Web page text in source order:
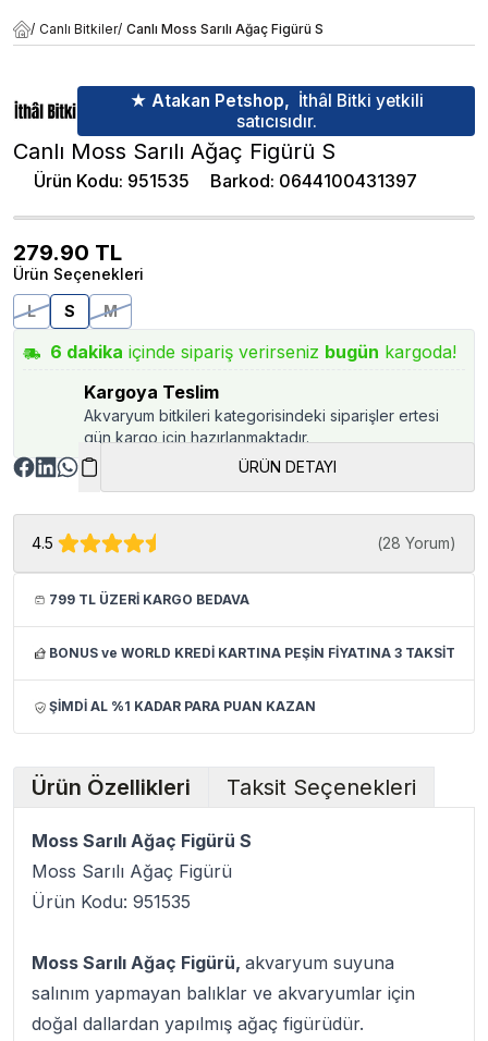
/ Canlı Bitkiler/ Canlı Moss Sarılı Ağaç Figürü S
★ Atakan Petshop, İthâl Bitki yetkili
satıcısıdır.
Canlı Moss Sarılı Ağaç Figürü S
Ürün Kodu: 951535 Barkod: 0644100431397
279.90 TL
Ürün Seçenekleri
L
S M
6 dakika içinde sipariş verirseniz bugün kargoda!
Kargoya Teslim
Akvaryum bitkileri kategorisindeki siparişler ertesi
gün kargo için hazırlanmaktadır.
ÜRÜN DETAYI
4.5 (28 Yorum)
799 TL ÜZERİ KARGO BEDAVA
BONUS ve WORLD KREDİ KARTINA PEŞİN FİYATINA 3 TAKSİT
ŞİMDİ AL %1 KADAR PARA PUAN KAZAN
Ürün Özellikleri Taksit Seçenekleri
Moss Sarılı Ağaç Figürü S
Moss Sarılı Ağaç Figürü
Ürün Kodu: 951535
Moss Sarılı Ağaç Figürü, akvaryum suyuna
salınım yapmayan balıklar ve akvaryumlar için
doğal dallardan yapılmış ağaç figürüdür.